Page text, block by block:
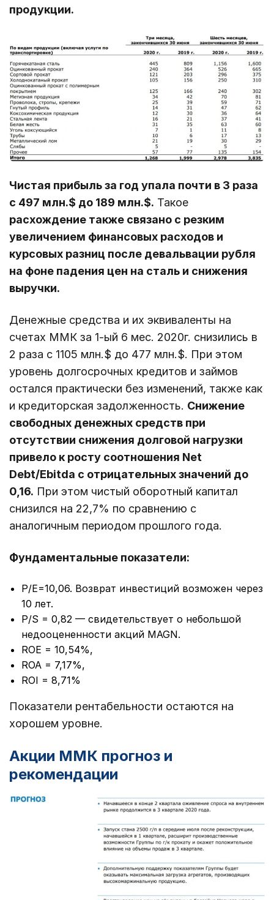
продукции.
Чистая прибыль за год упала почти в 3 раза
с 497 млн.$ до 189 млн.$. Такое
расхождение также связано с резким
увеличением финансовых расходов и
курсовых разниц после девальвации рубля
на фоне падения цен на сталь и снижения
выручки.
Денежные средства и их эквиваленты на
счетах ММК за 1-ый 6 мес. 2020г. снизились в
2 раза с 1105 млн.$ до 477 млн.$. При этом
уровень долгосрочных кредитов и займов
остался практически без изменений, также как
и кредиторская задолженность. Снижение
свободных денежных средств при
отсутствии снижения долговой нагрузки
привело к росту соотношения Net
Debt/Ebitda с отрицательных значений до
0,16. При этом чистый оборотный капитал
снизился на 22,7% по сравнению с
аналогичным периодом прошлого года.
Фундаментальные показатели:
Р/Е=10,06. Возврат инвестиций возможен через
10 лет.
P/S = 0,82 — свидетельствует о небольшой
недооцененности акций MAGN.
ROE = 10,54%,
ROA = 7,17%,
ROI = 8,71%
Показатели рентабельности остаются на
хорошем уровне.
Акции ММК прогноз и
рекомендации